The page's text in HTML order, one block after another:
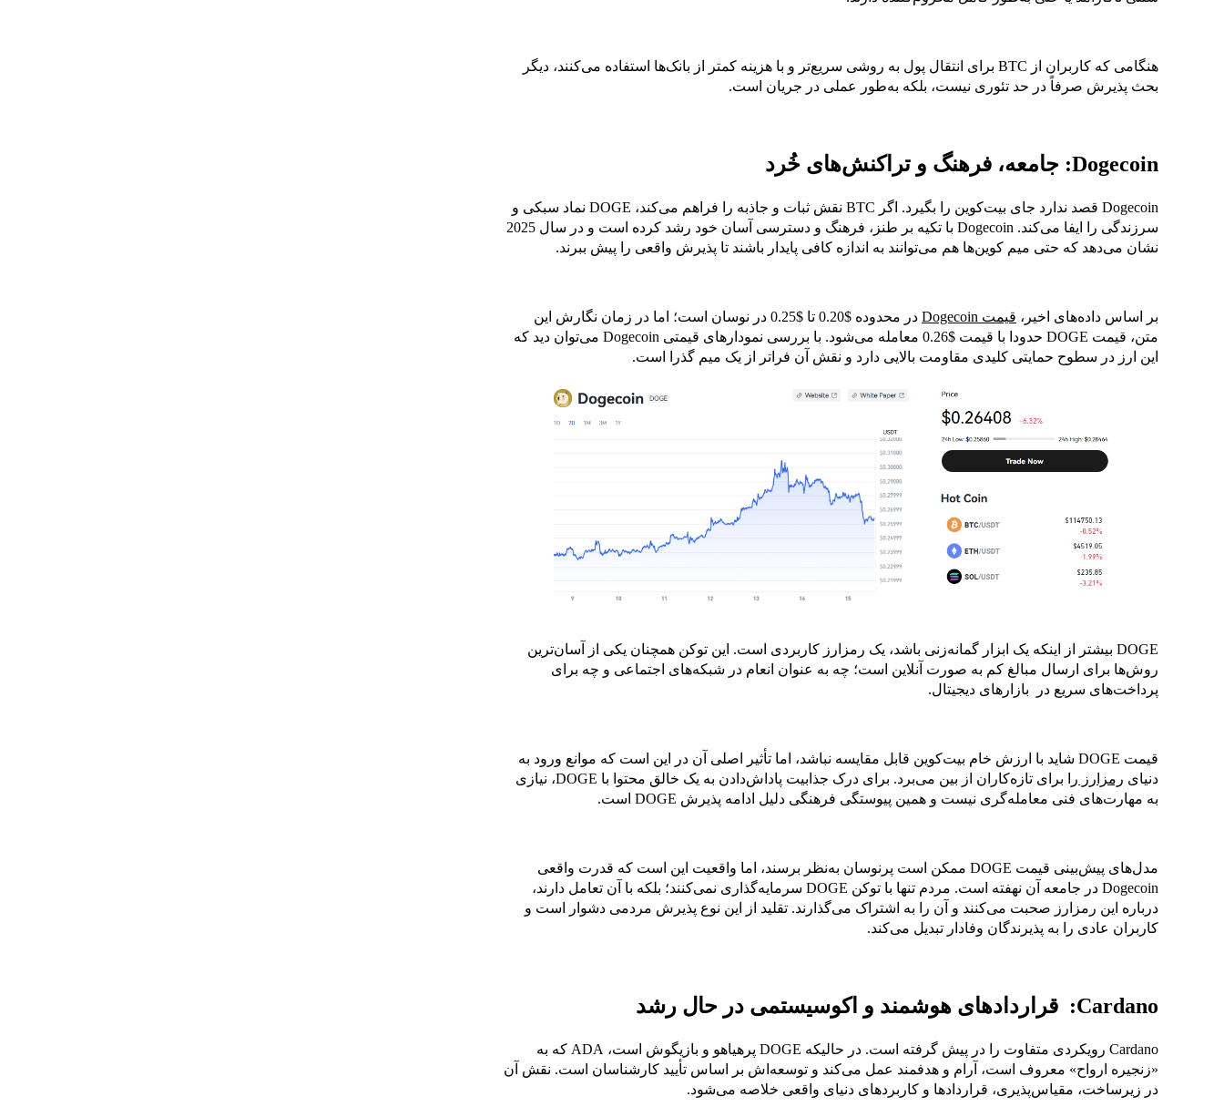
هنگامی که کاربران از BTC برای انتقال پول به روشی سریع‌تر و با هزینه کمتر از بانک‌ها استفاده می‌کنند، دیگر
بحث پذیرش صرفاً در حد تئوری نیست، بلکه به‌طور عملی در جریان است.
Dogecoin: جامعه، فرهنگ و تراکنش‌های خُرد
Dogecoin قصد ندارد جای بیت‌کوین را بگیرد. اگر BTC نقش ثبات و جاذبه را فراهم می‌کند، DOGE نماد سبکی و
نشان می‌دهد که حتی میم کوین‌ها هم می‌توانند به اندازه کافی پایدار باشند تا پذیرش واقعی را پیش ببرند.
بر اساس داده‌های اخیر، قیمت Dogecoin
در محدوده $0.20 تا $0.25 در نوسان است؛ اما در زمان نگارش این
متن، قیمت DOGE حدودا با قیمت $0.26 معامله می‌شود. با بررسی نمودارهای قیمتی Dogecoin می‌توان دید که
این ارز در سطوح حمایتی کلیدی مقاومت بالایی دارد و نقش آن فراتر از یک میم گذرا است.
DOGE بیشتر از اینکه یک ابزار گمانه‌زنی باشد، یک رمزارز کاربردی است. این توکن همچنان یکی از آسان‌ترین
روش‌ها برای ارسال مبالغ کم به صورت آنلاین است؛ چه به عنوان انعام در شبکه‌های اجتماعی و چه برای
پرداخت‌های سریع در بازارهای دیجیتال.
قیمت DOGE شاید با ارزش خام بیت‌کوین قابل مقایسه نباشد، اما تأثیر اصلی آن در این است که موانع ورود به
دنیای رمزارز
را برای تازه‌کاران از بین می‌برد. برای درک جذابیت پاداش‌دادن به یک خالق محتوا با DOGE، نیازی
به مهارت‌های فنی معامله‌گری نیست و همین پیوستگی فرهنگی دلیل ادامه پذیرش DOGE است.
مدل‌های پیش‌بینی قیمت DOGE ممکن است پرنوسان به‌نظر برسند، اما واقعیت این است که قدرت واقعی
Dogecoin در جامعه آن نهفته است. مردم تنها با توکن DOGE سرمایه‌گذاری نمی‌کنند؛ بلکه با آن تعامل دارند،
درباره‌ این رمزارز صحبت می‌کنند و آن را به اشتراک می‌گذارند. تقلید از این نوع پذیرش مردمی دشوار است و
کاربران عادی را به پذیرندگان وفادار تبدیل می‌کند.
Cardano: قراردادهای هوشمند و اکوسیستمی در حال رشد
Cardano رویکردی متفاوت را در پیش گرفته است. در حالیکه DOGE پرهیاهو و بازیگوش است، ADA که به
«زنجیره ارواح» معروف است، آرام و هدفمند عمل می‌کند و توسعه‌اش بر اساس تأیید کارشناسان است. نقش آن
در زیرساخت، مقیاس‌پذیری، قراردادها و کاربردهای دنیای واقعی خلاصه می‌شود.